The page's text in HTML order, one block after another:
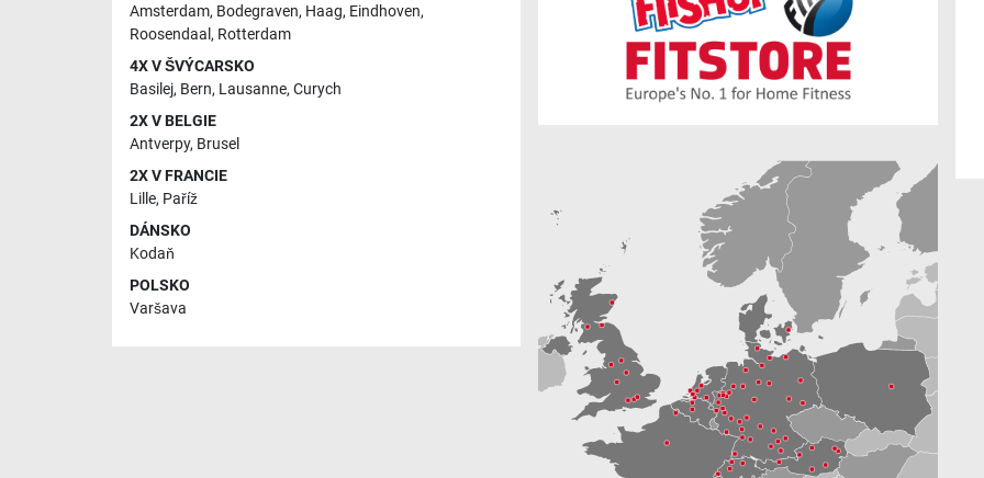
Amsterdam, Bodegraven, Haag, Eindhoven,
Roosendaal , Rotterdam
4X V ŠVÝCARSKO
Basilej, Bern, Lausanne, Curych
2X V BELGIE
Antverpy, Brusel
2X V FRANCIE
Lille, Paříž
DÁNSKO
Kodaň
POLSKO
Varšava